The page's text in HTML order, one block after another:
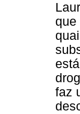
que
faz